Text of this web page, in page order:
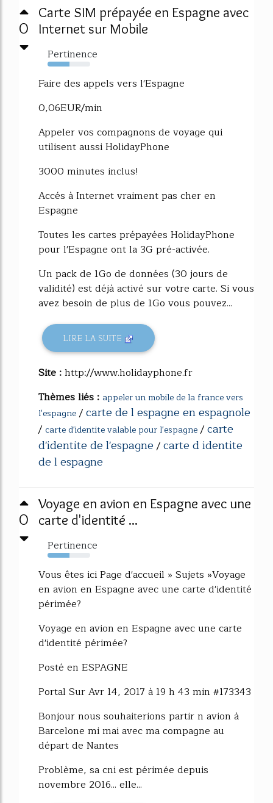
0
Carte SIM prépayée en Espagne avec
Internet sur Mobile
Pertinence
52%
Faire des appels vers l'Espagne
0,06EUR/min
Appeler vos compagnons de voyage qui
utilisent aussi HolidayPhone
3000 minutes inclus!
Accés à Internet vraiment pas cher en
Espagne
Toutes les cartes prépayées HolidayPhone
pour l'Espagne ont la 3G pré-activée.
Un pack de 1Go de données (30 jours de
validité) est déjà activé sur votre carte. Si vous
avez besoin de plus de 1Go vous pouvez...
LIRE LA SUITE
Site :http://www.holidayphone.fr
Thèmes liés : appeler un mobile de la france vers
l'espagne/carte de l espagne en espagnole
/ carte d'identite valable pour l'espagne/carte
d'identite de l'espagne/carte d identite
de l espagne
0
Voyage en avion en Espagne avec une
carte d'identité ...
Pertinence
52%
Vous êtes ici Page d'accueil » Sujets »Voyage
en avion en Espagne avec une carte d'identité
périmée?
Voyage en avion en Espagne avec une carte
d'identité périmée?
Posté en ESPAGNE
Portal Sur Avr 14, 2017 à 19 h 43 min #173343
Bonjour nous souhaiterions partir n avion à
Barcelone mi mai avec ma compagne au
départ de Nantes
Problème, sa cni est périmée depuis
novembre 2016... elle...